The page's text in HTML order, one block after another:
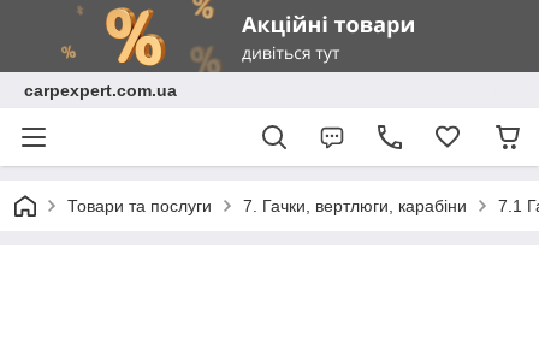
carpexpert.com.ua
Товари та послуги 7. Гачки, вертлюги, карабіни 7.1